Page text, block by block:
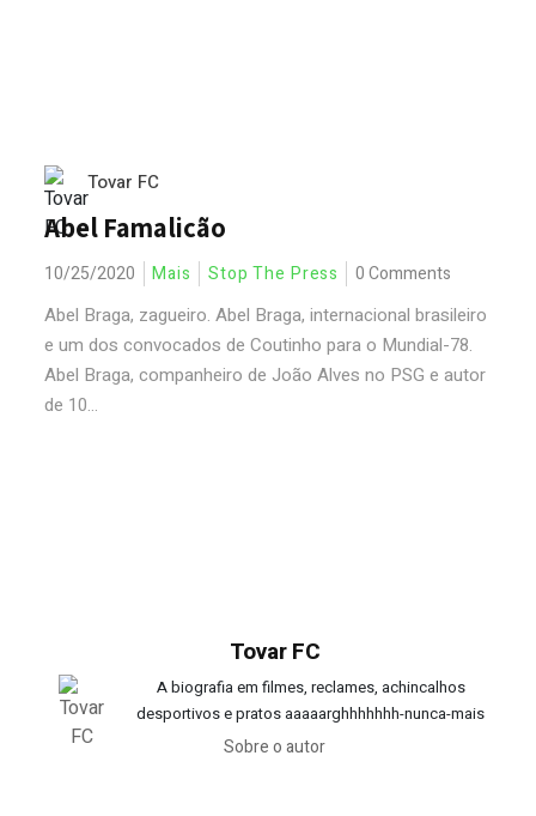
Tovar FC
Abel Famalicão
10/25/2020 Mais Stop The Press 0 Comments
Abel Braga, zagueiro. Abel Braga, internacional brasileiro
e um dos convocados de Coutinho para o Mundial-78.
Abel Braga, companheiro de João Alves no PSG e autor
de 10...
Tovar FC
A biografia em filmes, reclames, achincalhos
desportivos e pratos aaaaarghhhhhhh-nunca-mais
Sobre o autor